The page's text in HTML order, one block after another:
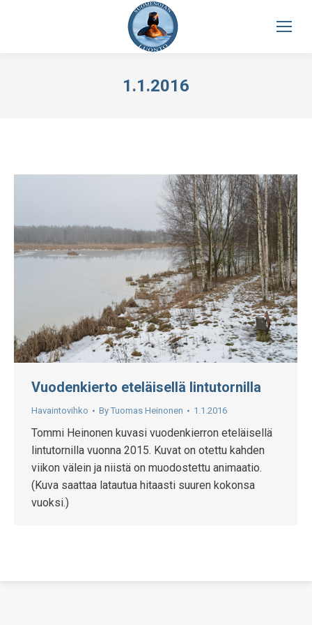
1.1.2016
Vuodenkierto eteläisellä lintutornilla
Havaintovihko By Tuomas Heinonen 1.1.2016
Tommi Heinonen kuvasi vuodenkierron eteläisellä
lintutornilla vuonna 2015. Kuvat on otettu kahden
viikon välein ja niistä on muodostettu animaatio.
(Kuva saattaa latautua hitaasti suuren kokonsa
vuoksi.)